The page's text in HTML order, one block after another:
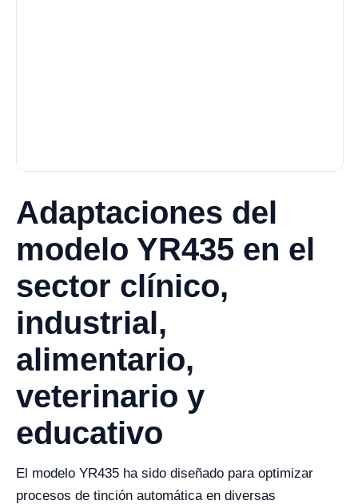
Adaptaciones del
modelo YR435 en el
sector clínico,
industrial,
alimentario,
veterinario y
educativo
El modelo YR435 ha sido diseñado para optimizar
procesos de tinción automática en diversas